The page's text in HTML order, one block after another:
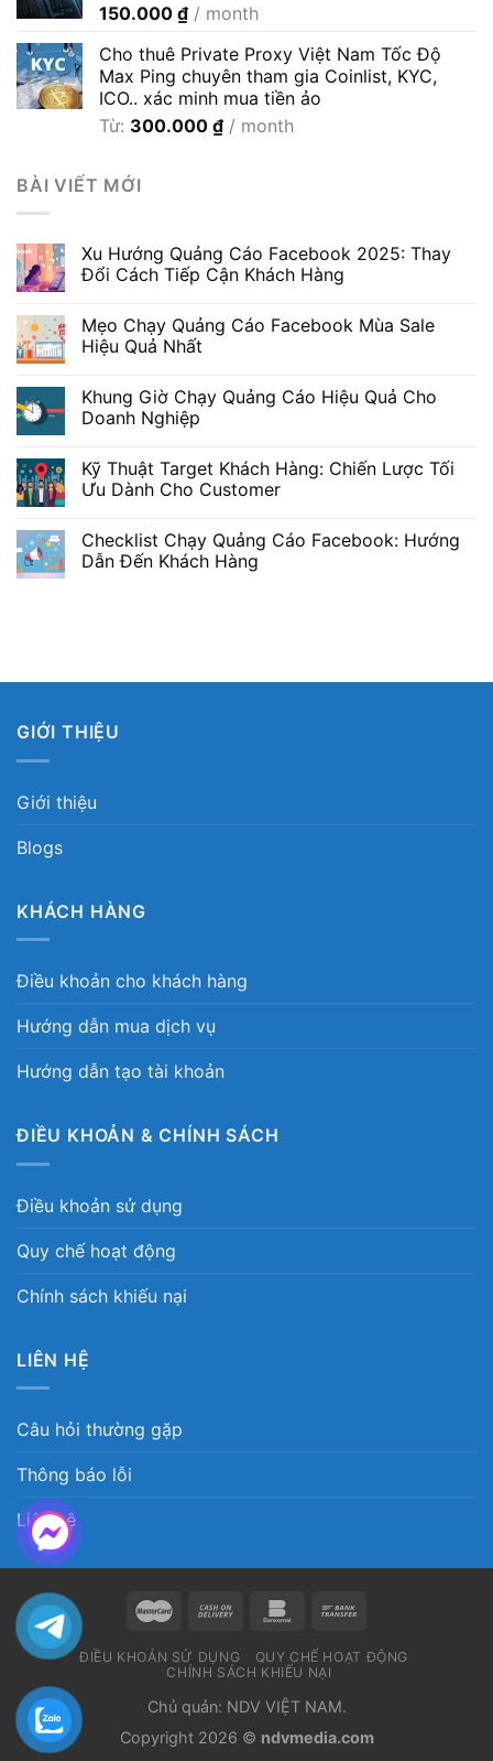
150.000 ₫ / month
Cho thuê Private Proxy Việt Nam Tốc Độ
Max Ping chuyên tham gia Coinlist, KYC,
ICO.. xác minh mua tiền ảo
Từ: 300.000 ₫ / month
BÀI VIẾT MỚI
Xu Hướng Quảng Cáo Facebook 2025: Thay
Đổi Cách Tiếp Cận Khách Hàng
Mẹo Chạy Quảng Cáo Facebook Mùa Sale
Hiệu Quả Nhất
Khung Giờ Chạy Quảng Cáo Hiệu Quả Cho
Doanh Nghiệp
Kỹ Thuật Target Khách Hàng: Chiến Lược Tối
Ưu Dành Cho Customer
Checklist Chạy Quảng Cáo Facebook: Hướng
Dẫn Đến Khách Hàng
GIỚI THIỆU
Giới thiệu
Blogs
KHÁCH HÀNG
Điều khoản cho khách hàng
Hướng dẫn mua dịch vụ
Hướng dẫn tạo tài khoản
ĐIỀU KHOẢN & CHÍNH SÁCH
Điều khoản sử dụng
Quy chế hoạt động
Chính sách khiếu nại
LIÊN HỆ
Câu hỏi thường gặp
Thông báo lỗi
Liên hệ
ĐIỀU KHOẢN SỬ DỤNG
QUY CHẾ HOẠT ĐỘNG
CHÍNH SÁCH KHIẾU NẠI
Chủ quản: NDV VIỆT NAM.
Copyright 2026 © ndvmedia.com